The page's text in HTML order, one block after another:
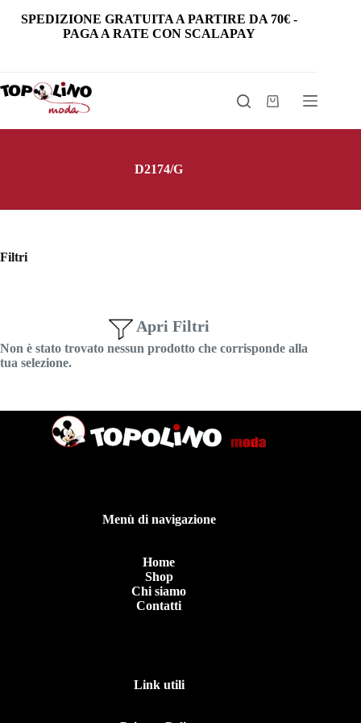
SPEDIZIONE GRATUITA A PARTIRE DA 70€ -
PAGA A RATE CON SCALAPAY
Carrello
D2174/G
Apri Filtri
Non è stato trovato nessun prodotto che corrisponde alla
tua selezione.
Filtri
Menù di navigazione
Home
Shop
Chi siamo
Contatti
Link utili